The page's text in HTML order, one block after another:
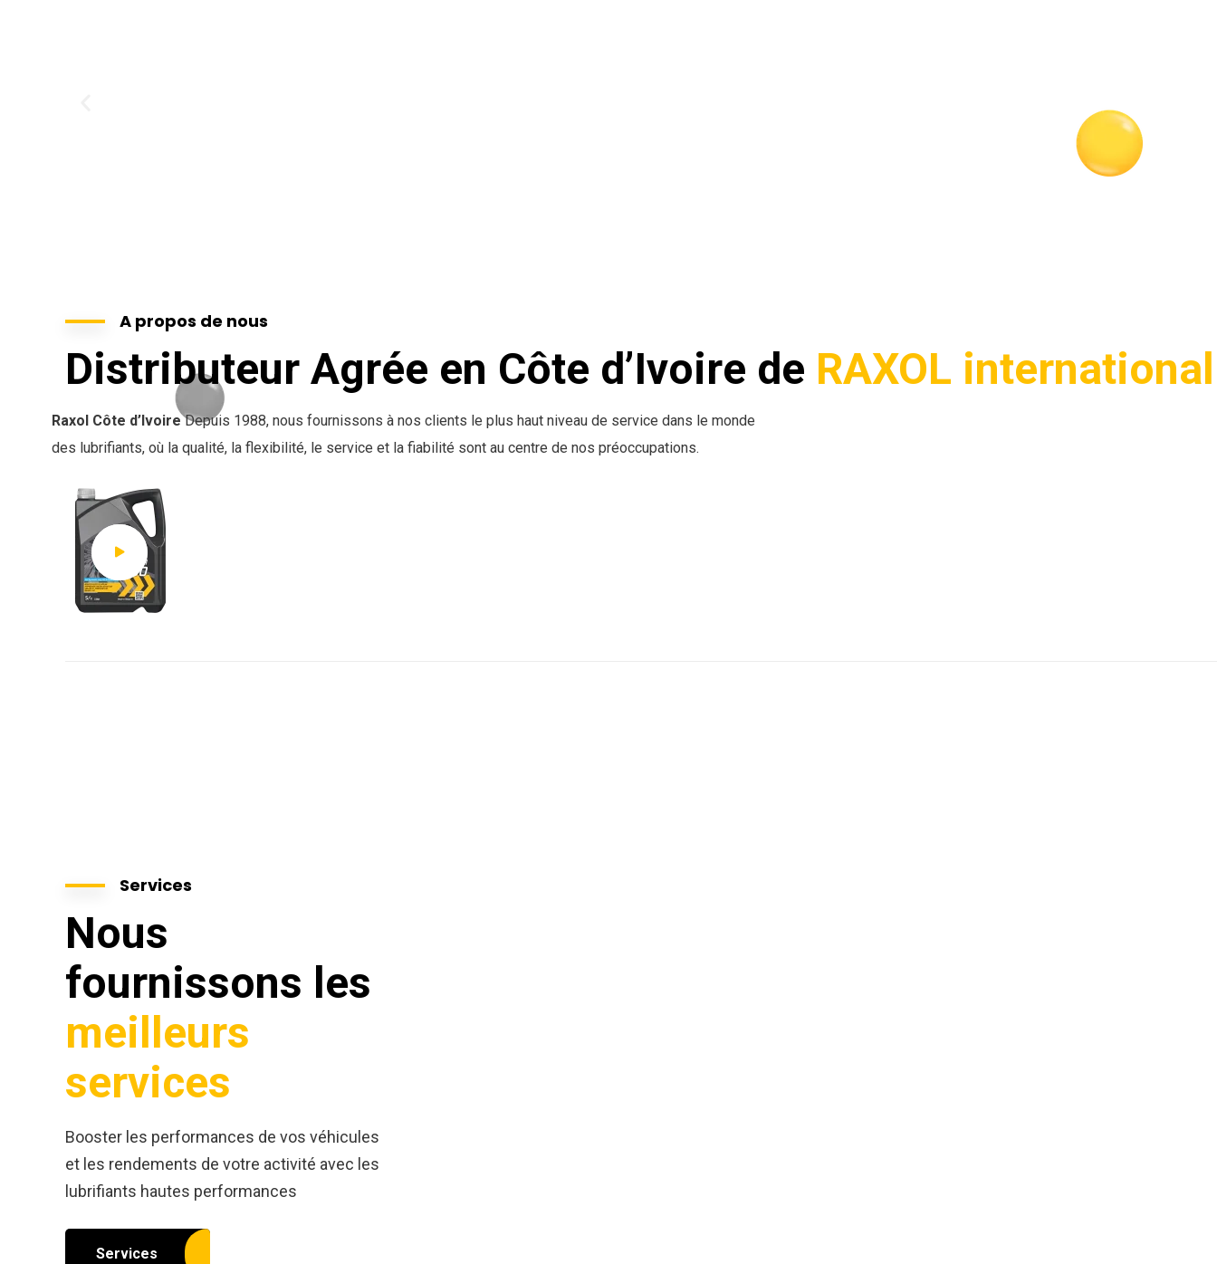
A propos de nous
Distributeur Agrée en Côte d’Ivoire de RAXOL international
Raxol Côte d’IvoireDepuis 1988, nous fournissons à nos clients le plus haut niveau de service dans le monde
des lubrifiants, où la qualité, la flexibilité, le service et la fiabilité sont au centre de nos préoccupations.
Services
Nous
fournissons les
meilleurs
services
Booster les performances de vos véhicules
et les rendements de votre activité avec les
lubrifiants hautes performances
Services